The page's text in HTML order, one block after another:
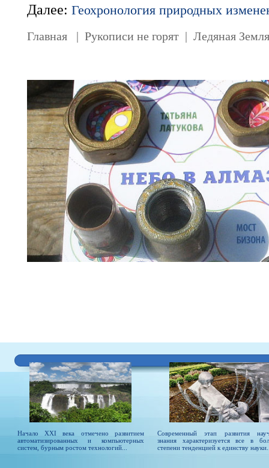
Далее: Геохронология природных
Главная | Рукописи не горят | Ледяная Земля
Начало XXI века отмечено развитием
автоматизированных и компьютерных
систем, бурным ростом технологий...
Современный этап развития
знания характеризуется все в
степени тенденцией к единству